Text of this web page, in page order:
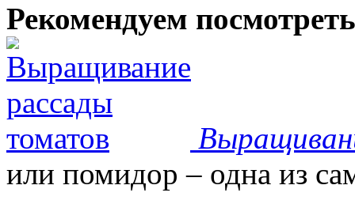
Рекомендуем посмотреть
или помидор – одна из